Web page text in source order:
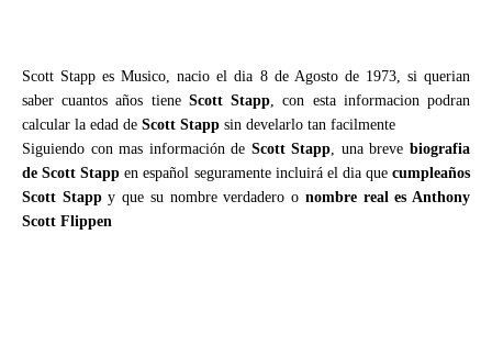
Scott Stapp es Musico, nacio el dia 8 de Agosto de 1973, si querian
saber cuantos años tiene Scott Stapp, con esta informacion podran
calcular la edad de Scott Stapp sin develarlo tan facilmente
Siguiendo con mas información de Scott Stapp, una brevebiografia
de Scott Stapp en español seguramente incluirá el dia quecumpleaños
Scott Stappy que su nombre verdadero o nombre real es Anthony
Scott Flippen